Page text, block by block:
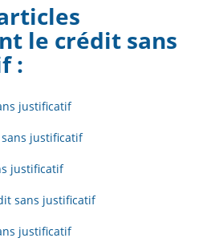
le crédit sans
:
justificatif
justificatif
justificatif
sans justificatif
justificatif